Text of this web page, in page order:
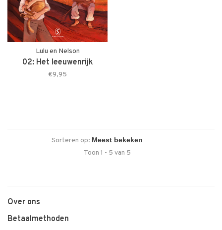
Lulu en Nelson
02: Het leeuwenrijk
€9,95
Sorteren op:
Toon 1 - 5 van 5
Over ons
Betaalmethoden